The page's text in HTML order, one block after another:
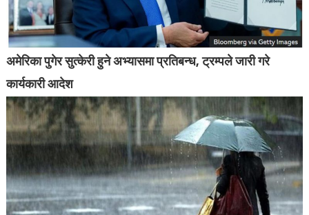
अमेरिका पुगेर सुत्केरी हुने अभ्यासमा प्रतिबन्ध, ट्रम्पले जारी गरे
कार्यकारी आदेश